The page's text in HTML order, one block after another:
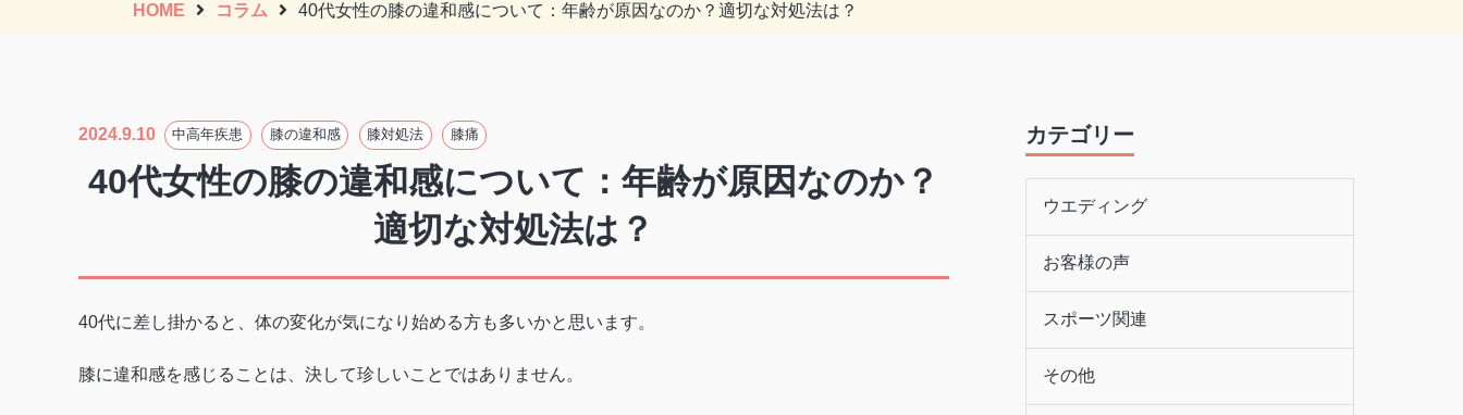
HOME コラム 40代女性の膝の違和感について：年齢が原因なのか？適切な対処法は？
2024.9.10 中高年疾患 膝の違和感 膝対処法 膝痛
40代女性の膝の違和感について：年齢が原因なのか？
適切な対処法は？
40代に差し掛かると、体の変化が気になり始める方も多いかと思います。
膝に違和感を感じることは、決して珍しいことではありません。
カテゴリー
ウエディング
お客様の声
スポーツ関連
その他